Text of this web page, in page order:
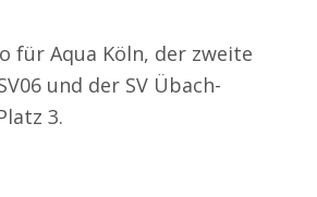
für Aqua Köln, der zweite
und der SV Übach-
3.